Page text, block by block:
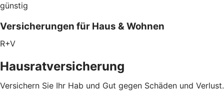
günstig
Versicherungen für Haus & Wohnen
R+V
Hausratversicherung
Versichern Sie Ihr Hab und Gut gegen Schäden und Verlust.